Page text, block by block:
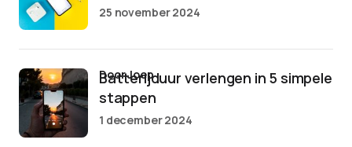
25 november 2024
Batterijduur verlengen in 5 simpele
stappen
door Joep
1 december 2024